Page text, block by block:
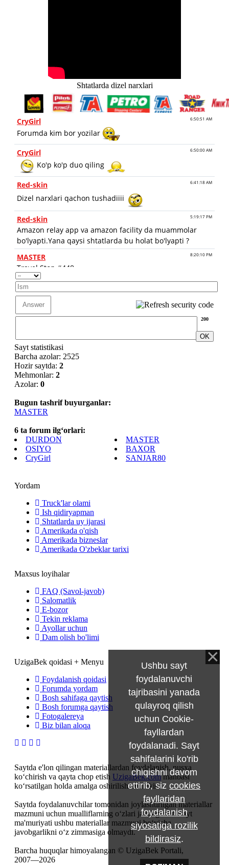
Shtatlarda dizel narxlari
200
Sayt statistikasi
Barcha azolar: 2525
Hozir saytda: 2
Mehmonlar: 2
Azolar: 0
Bugun tashrif buyurganlar:
MASTER
6 ta forum ilg‘orlari:
DURDON
MASTER
OSIYO
BAXOR
CryGirl
SANJAR80
Yordam
Truck'lar olami
Ish qidiryapman
Shtatlarda uy ijarasi
Amerikada o'qish
Amerikada bizneslar
Amerikada O'zbeklar tarixi
Maxsus loyihalar
FAQ (Savol-javob)
Salomatlik
E-bozor
Tekin reklama
Ayollar uchun
Dam olish bo'limi
UzigaBek qoidasi + Menyu
Foydalanish qoidasi
Forumda yordam
Bosh sahifaga qaytish
Bosh forumga qaytish
Fotogalereya
Biz bilan aloqa
Saytda e'lon qilingan materiallardan foydalanish, nusxa
ko‘chirish va qayta chop etish UzigaBek.commanbasi
ko‘rsatilgan holda amalga oshirilishi mumkin.
Saytda foydalanuvchilar tomonidan joylashtirilgan materiallar
mazmuni uchun mualliflarning o‘zlari javobgardir. Sayt
ma'muriyati ushbu materiallar mazmuni bo‘yicha
javobgarlikni o‘z zimmasiga olmaydi.
Barcha huquqlar himoyalangan © UzigaBek Portali,
2007—2026
Ushbu sayt
foydalanuvchi
tajribasini yanada
qulayroq qilish
uchun Cookie-
fayllardan
foydalanadi. Sayt
sahifalarini ko'rib
chiqishni davom
ettirib, sizcookies
fayllaridan
foydalanish
siyosatiga rozilik
bildirasiz.